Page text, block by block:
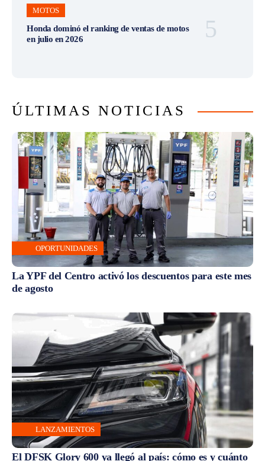
MOTOS
Honda dominó el ranking de ventas de motos
en julio en 2026
ÚLTIMAS NOTICIAS
OPORTUNIDADES
La YPF del Centro activó los descuentos para este mes
de agosto
LANZAMIENTOS
El DFSK Glory 600 ya llegó al país: cómo es y cuánto